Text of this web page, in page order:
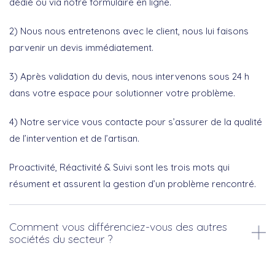
2) Nous nous entretenons avec le client, nous lui faisons
parvenir un devis immédiatement.
3) Après validation du devis, nous intervenons sous 24 h
dans votre espace pour solutionner votre problème.
4) Notre service vous contacte pour s’assurer de la qualité
de l’intervention et de l’artisan.
Proactivité, Réactivité & Suivi sont les trois mots qui
résument et assurent la gestion d’un problème rencontré.
Comment vous différenciez-vous des autres
sociétés du secteur ?